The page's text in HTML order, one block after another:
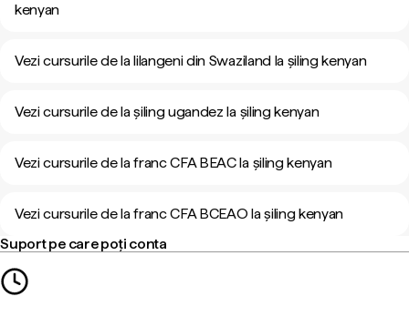
kenyan
Vezi cursurile de la lilangeni din Swaziland la șiling kenyan
Vezi cursurile de la șiling ugandez la șiling kenyan
Vezi cursurile de la franc CFA BEAC la șiling kenyan
Vezi cursurile de la franc CFA BCEAO la șiling kenyan
Suport pe care poți conta